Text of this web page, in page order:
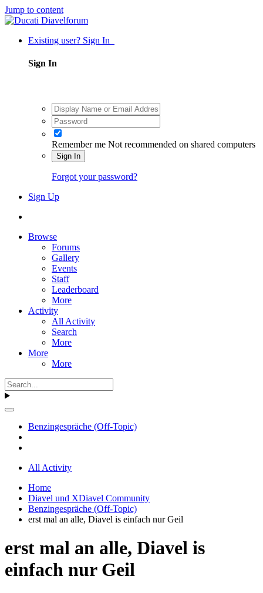
Jump to content
Existing user? Sign In
Sign In
Remember me Not recommended on shared computers
Sign In
Forgot your password?
Sign Up
Browse
Forums
Gallery
Events
Staff
Leaderboard
More
Activity
All Activity
Search
More
More
More
Benzingespräche (Off-Topic)
All Activity
Home
Diavel und XDiavel Community
Benzingespräche (Off-Topic)
erst mal an alle, Diavel is einfach nur Geil
erst mal an alle, Diavel is
einfach nur Geil